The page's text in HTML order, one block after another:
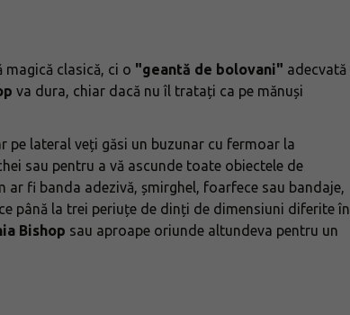
magică clasică, ci o "geantă de bolovani" adecvată
va dura, chiar dacă nu îl tratați ca pe mănuși
lateral veți găsi un buzunar cu fermoar la
sau pentru a vă ascunde toate obiectele de
fi banda adezivă, șmirghel, foarfece sau bandaje,
până la trei periuțe de dinți de dimensiuni diferite în
Bishop sau aproape oriunde altundeva pentru un